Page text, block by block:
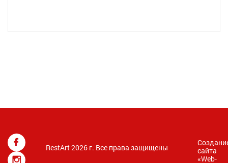
RestArt 2026 г. Все права защищены
сайта
«Web-